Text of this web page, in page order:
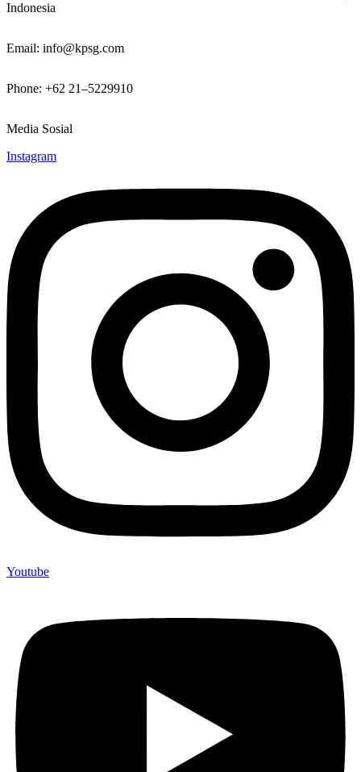
Indonesia
Email: info@kpsg.com
Phone: +62 21–5229910
Media Sosial
Instagram
Youtube